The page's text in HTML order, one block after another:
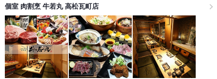
個室 肉割烹 牛若丸 高松瓦町店